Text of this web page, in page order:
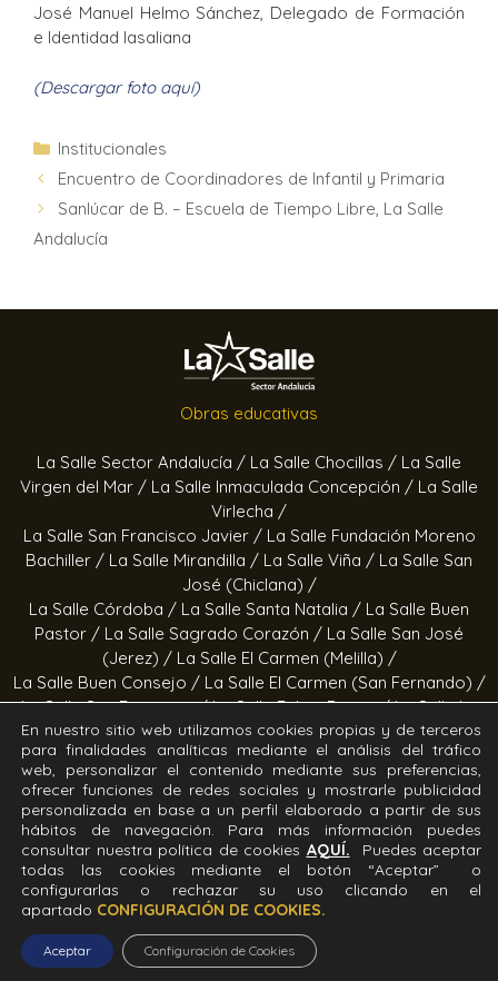
José Manuel Helmo Sánchez, Delegado de Formación
e Identidad lasaliana
(Descargar foto aquí)
Institucionales
Encuentro de Coordinadores de Infantil y Primaria
Sanlúcar de B. – Escuela de Tiempo Libre, La Salle
Andalucía
Obras educativas
La Salle Sector Andalucía / La Salle Chocillas / La Salle
Virgen del Mar / La Salle Inmaculada Concepción / La Salle
Virlecha /
La Salle San Francisco Javier / La Salle Fundación Moreno
Bachiller / La Salle Mirandilla / La Salle Viña / La Salle San
José (Chiclana) /
La Salle Córdoba / La Salle Santa Natalia / La Salle Buen
Pastor / La Salle Sagrado Corazón / La Salle San José
(Jerez) / La Salle El Carmen (Melilla) /
La Salle Buen Consejo / La Salle El Carmen (San Fernando) /
La Salle San Francisco /La Salle Felipe Benito /La Salle La
Purísima
Obras socioeducativas
Estrella Azahara /Manos Abiertas /Hogar Jerez / Proyecto
Alfa /Hogar San Ramón y San Fernando /Calor en la Noche
Todos los derechos Reservados. Diseñado y desarrollado
Andalucía.
En nuestro sitio web utilizamos cookies propias y de terceros
para finalidades analíticas mediante el análisis del tráfico
web, personalizar el contenido mediante sus preferencias,
ofrecer funciones de redes sociales y mostrarle publicidad
personalizada en base a un perfil elaborado a partir de sus
hábitos de navegación. Para más información puedes
consultar nuestra política de cookies AQUÍ.
Puedes aceptar
todas las cookies mediante el botón “Aceptar” o
configurarlas o rechazar su uso clicando en el
apartado CONFIGURACIÓN DE COOKIES.
Aceptar Configuración de Cookies